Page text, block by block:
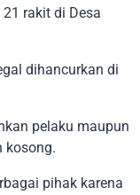
rakit di Desa
dihancurkan di
pelaku maupun
kosong.
pihak karena